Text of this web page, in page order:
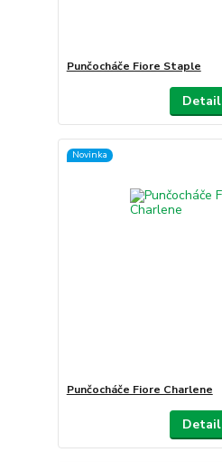
Punčocháče Fiore Staple
Detail
Novinka
Punčocháče Fiore Charlene
Detail